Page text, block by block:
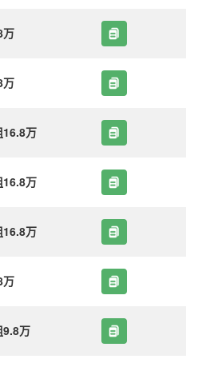
万
万
16.8万
16.8万
16.8万
万
9.8万